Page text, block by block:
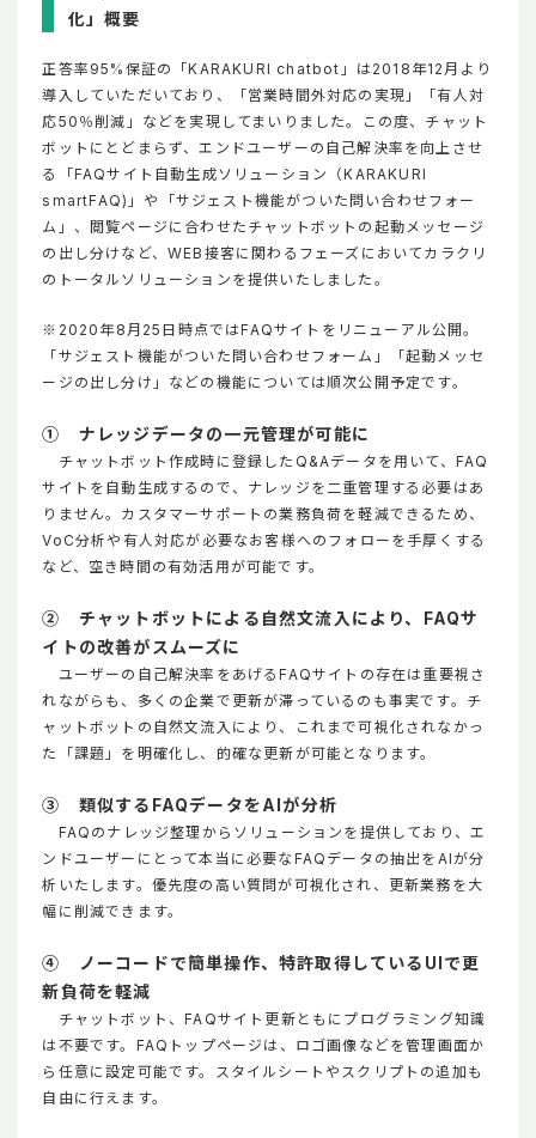
化」概要
正答率95%保証の「KARAKURI chatbot」は2018年12月より
導入していただいており、「営業時間外対応の実現」「有人対
応50％削減」などを実現してまいりました。この度、チャット
ボットにとどまらず、エンドユーザーの自己解決率を向上させ
る「FAQサイト自動生成ソリューション（KARAKURI
smartFAQ)」や「サジェスト機能がついた問い合わせフォー
ム」、閲覧ページに合わせたチャットボットの起動メッセージ
の出し分けなど、WEB接客に関わるフェーズにおいてカラクリ
のトータルソリューションを提供いたしました。
※2020年8月25日時点ではFAQサイトをリニューアル公開。
「サジェスト機能がついた問い合わせフォーム」「起動メッセ
ージの出し分け」などの機能については順次公開予定です。
① ナレッジデータの一元管理が可能に
チャットボット作成時に登録したQ&Aデータを用いて、FAQ
サイトを自動生成するので、ナレッジを二重管理する必要はあ
りません。カスタマーサポートの業務負荷を軽減できるため、
VoC分析や有人対応が必要なお客様へのフォローを手厚くする
など、空き時間の有効活用が可能です。
② チャットボットによる自然文流入により、FAQサ
イトの改善がスムーズに
ユーザーの自己解決率をあげるFAQサイトの存在は重要視さ
れながらも、多くの企業で更新が滞っているのも事実です。チ
ャットボットの自然文流入により、これまで可視化されなかっ
た「課題」を明確化し、的確な更新が可能となります。
③ 類似するFAQデータをAIが分析
FAQのナレッジ整理からソリューションを提供しており、エ
ンドユーザーにとって本当に必要なFAQデータの抽出をAIが分
析いたします。優先度の高い質問が可視化され、更新業務を大
幅に削減できます。
④ ノーコードで簡単操作、特許取得しているUIで更
新負荷を軽減
チャットボット、FAQサイト更新ともにプログラミング知識
は不要です。FAQトップページは、ロゴ画像などを管理画面か
ら任意に設定可能です。スタイルシートやスクリプトの追加も
自由に行えます。